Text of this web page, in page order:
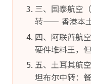
三、国泰航空
转—— 香港本
四、阿联酋航
硬件堆料王，
五、土耳其航
坦布尔中转：